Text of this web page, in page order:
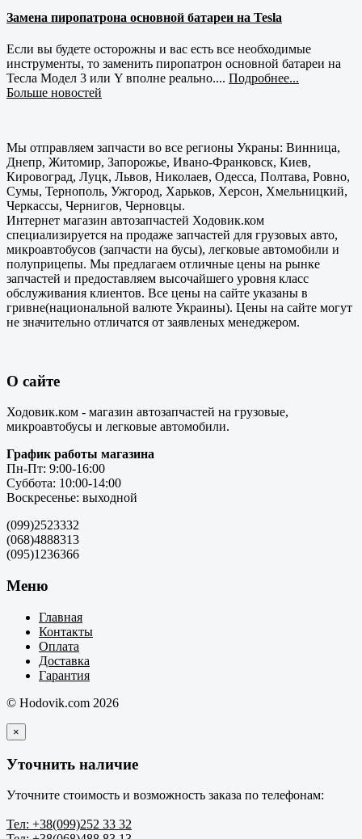
Замена пиропатрона основной батареи на Tesla
Если вы будете осторожны и вас есть все необходимые
инструменты, то заменить пиропатрон основной батареи на
Тесла Модел 3 или Y вполне реально.... Подробнее...
Больше новостей
Мы отправляем запчасти во все регионы Украны: Винница,
Днепр, Житомир, Запорожье, Ивано-Франковск, Киев,
Кировоград, Луцк, Львов, Николаев, Одесса, Полтава, Ровно,
Сумы, Тернополь, Ужгород, Харьков, Херсон, Хмельницкий,
Черкассы, Чернигов, Черновцы.
Интернет магазин автозапчастей Ходовик.ком
специализируется на продаже запчастей для грузовых авто,
микроавтобусов (запчасти на бусы), легковые автомобили и
полуприцепы. Мы предлагаем отличные цены на рынке
запчастей и предоставляем высочайшего уровня класс
обслуживания клиентов. Все цены на сайте указаны в
гривне(национальной валюте Украины). Цены на сайте могут
не значительно отличатся от заявленых менеджером.
О сайте
Ходовик.ком - магазин автозапчастей на грузовые,
микроавтобусы и легковые автомобили.
График работы магазина
Пн-Пт: 9:00-16:00
Суббота: 10:00-14:00
Воскресенье: выходной
(099)2523332
(068)4888313
(095)1236366
Меню
Главная
Контакты
Оплата
Доставка
Гарантия
© Hodovik.com 2026
×
Уточнить наличие
Уточните стоимость и возможность заказа по телефонам:
Тел: +38(099)252 33 32